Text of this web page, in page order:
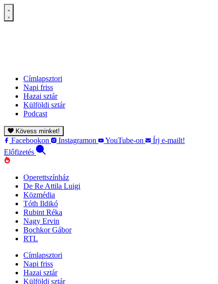
Címlapsztori
Napi friss
Hazai sztár
Külföldi sztár
Podcast
Kövess minket!
Facebookon Instagramon YouTube-on
Írj e-mailt!
Előfizetés
Operettszínház
De Re Attila Luigi
Közmédia
Tóth Ildikó
Rubint Réka
Nagy Ervin
Bochkor Gábor
RTL
Címlapsztori
Napi friss
Hazai sztár
Külföldi sztár